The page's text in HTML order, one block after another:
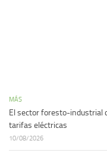
MÁS
El sector foresto-industrial
tarifas eléctricas
10/08/2026